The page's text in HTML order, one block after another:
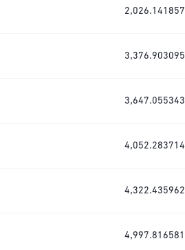
2,026.141857
3,376.903095
3,647.055343
4,052.283714
4,322.435962
4,997.816581